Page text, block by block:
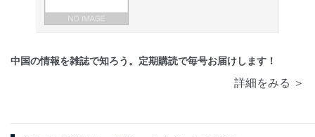
中国の情報を雑誌で知ろう。定期購読で毎号お届けします！
詳細をみる ＞